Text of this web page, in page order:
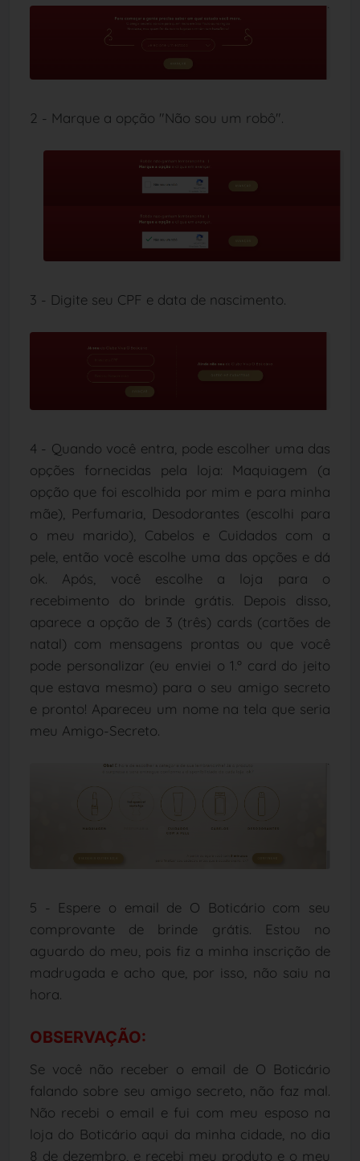
2 - Marque a opção "Não sou um robô".
3 - Digite seu CPF e data de nascimento.
4 - Quando você entra, pode escolher uma das
opções fornecidas pela loja: Maquiagem (a
opção que foi escolhida por mim e para minha
mãe), Perfumaria, Desodorantes (escolhi para
o meu marido), Cabelos e Cuidados com a
pele, então você escolhe uma das opções e dá
ok. Após, você escolhe a loja para o
recebimento do brinde grátis. Depois disso,
aparece a opção de 3 (três) cards (cartões de
natal) com mensagens prontas ou que você
pode personalizar (eu enviei o 1.º card do jeito
que estava mesmo) para o seu amigo secreto
e pronto! Apareceu um nome na tela que seria
meu Amigo-Secreto.
5 - Espere o email de O Boticário com seu
comprovante de brinde grátis. Estou no
aguardo do meu, pois fiz a minha inscrição de
madrugada e acho que, por isso, não saiu na
hora.
OBSERVAÇÃO:
Se você não receber o email de O Boticário
falando sobre seu amigo secreto, não faz mal.
Não recebi o email e fui com meu esposo na
loja do Boticário aqui da minha cidade, no dia
8 de dezembro, e recebi meu produto e o meu